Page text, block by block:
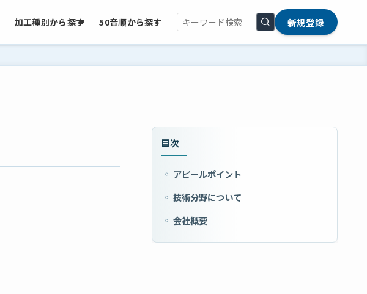
加工種別から探す 50音順から探す 新規登録
目次
アピールポイント
技術分野について
会社概要